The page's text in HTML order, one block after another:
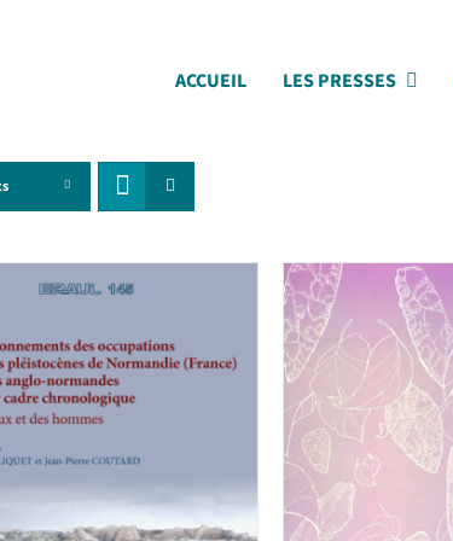
ACCUEIL LES PRESSES